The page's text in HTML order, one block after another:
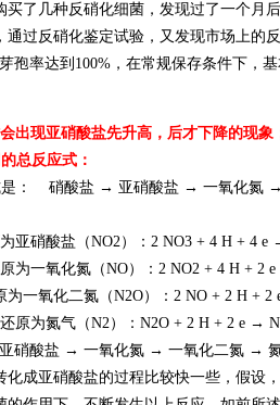
买了几种反硝化细菌，发现过了一个月
通过反硝化鉴定试验，又发现市场上的
孢率达到100%，在常规保存条件下，
出现亚硝酸盐先升高，后才下降的现象
总反应式：
是： 硝酸盐 → 亚硝酸盐 → 一氧化氮
亚硝酸盐（NO2）：2 NO3 + 4 H + 4 e
为一氧化氮（NO）：2 NO2 + 4 H + 2
为一氧化二氮（N2O）：2 NO + 2 H + 2
原为氮气（N2）：N2O + 2 H + 2 e →
硝酸盐 → 一氧化氮 → 一氧化二氮 → 氮
化成亚硝酸盐的过程比较快一些，假设